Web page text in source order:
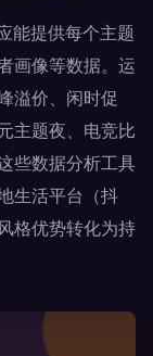
能提供每个主题
画像等数据。运
溢价、闲时促
主题夜、电竞比
些数据分析工具
生活平台（抖
格优势转化为持